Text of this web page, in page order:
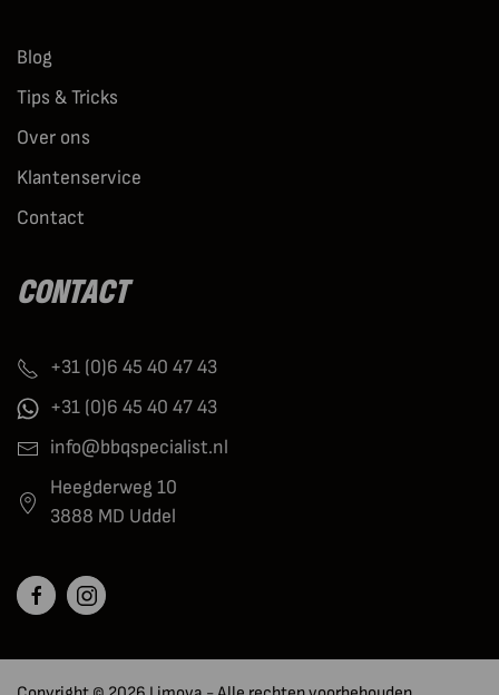
Blog
Tips & Tricks
Over ons
Klantenservice
Contact
CONTACT
+31 (0)6 45 40 47 43
+31 (0)6 45 40 47 43
info@bbqspecialist.nl
Heegderweg 10
3888 MD Uddel